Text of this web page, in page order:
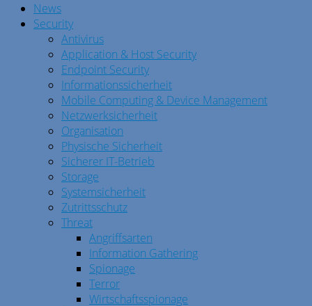
News
Security
Antivirus
Application & Host Security
Endpoint Security
Informationssicherheit
Mobile Computing & Device Management
Netzwerksicherheit
Organisation
Physische Sicherheit
Sicherer IT-Betrieb
Storage
Systemsicherheit
Zutrittsschutz
Threat
Angriffsarten
Information Gathering
Spionage
Terror
Wirtschaftsspionage